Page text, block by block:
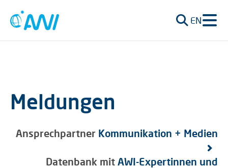
EN
Meldungen
Ansprechpartner Kommunikation + Medien
Datenbank mit AWI-Expertinnen und